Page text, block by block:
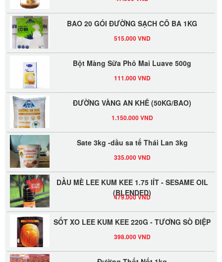
BAO 20 GÓI ĐƯỜNG SẠCH CÔ BA 1KG
ĐƯỜNG VÀNG AN KHÊ (50KG/BAO)
Sate 3kg -dầu sa tế Thái Lan 3kg
DẦU MÈ LEE KUM KEE 1.75 lÍT - SESAME OIL
(BLENDED)
479.000 VND
SỐT XO LEE KUM KEE 220G - TƯƠNG SÒ ĐIỆP
Đường Thốt Nốt 1kg